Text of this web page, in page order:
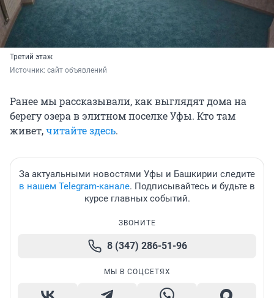
Третий этаж
Источник: сайт объявлений
Ранее мы рассказывали, как выглядят дома на
берегу озера в элитном поселке Уфы. Кто там
живет,читайте здесь.
За актуальными новостями Уфы и Башкирии следите
в нашем Telegram-канале. Подписывайтесь и будьте в
курсе главных событий.
ЗВОНИТЕ
8 (347) 286-51-96
МЫ В СОЦСЕТЯХ